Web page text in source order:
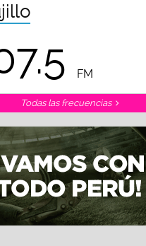
FM
Todas las frecuencias